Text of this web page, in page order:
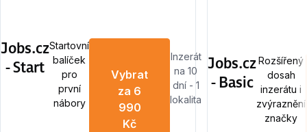
Jobs.cz
- Start
Startovní
balíček
pro
první
nábory
Vybrat
za 6
990
Kč
Inzerát
na 10
dní - 1
lokalita
Jobs.cz
- Basic
Rozšířený
dosah
inzerátu i
zvýraznění
značky